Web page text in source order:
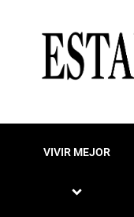
VIVIR MEJOR